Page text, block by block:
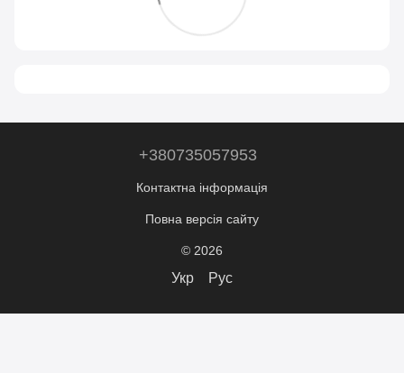
+380735057953
Контактна інформація
Повна версія сайту
© 2026
Укр Рус